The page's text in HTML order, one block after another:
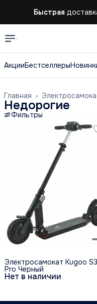
Быстрая
АкцииБестселлеры
Главная ›
Недорогие
Фильтры
Нет в наличии
Электросамокат Kugoo S3
Pro Черный